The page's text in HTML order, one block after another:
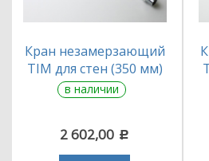
Кран незамерзающий
TIM для стен (350 мм)
в наличии
2 602,00c